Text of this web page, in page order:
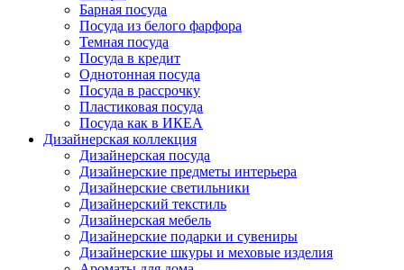
Барная посуда
Посуда из белого фарфора
Темная посуда
Посуда в кредит
Однотонная посуда
Посуда в рассрочку
Пластиковая посуда
Посуда как в ИКЕА
Дизайнерская коллекция
Дизайнерская посуда
Дизайнерские предметы интерьера
Дизайнерские светильники
Дизайнерский текстиль
Дизайнерская мебель
Дизайнерские подарки и сувениры
Дизайнерские шкуры и меховые изделия